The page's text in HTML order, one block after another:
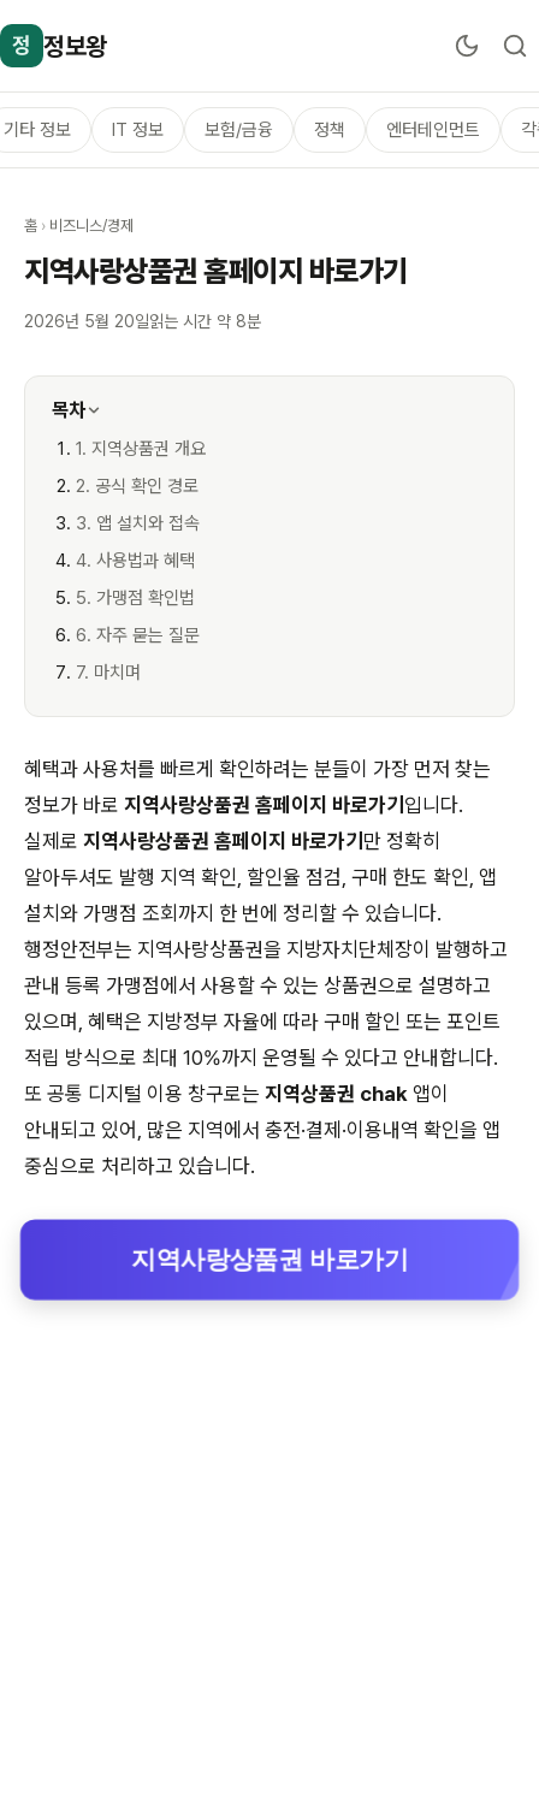
정 정보왕
기타 정보 IT 정보 보험/금융 정책 엔터테인먼트
홈 › 비즈니스/경제
지역사랑상품권 홈페이지 바로가기
2026년 5월 20일읽는 시간 약 8분
목차
1. 지역상품권 개요
2. 공식 확인 경로
3. 앱 설치와 접속
4. 사용법과 혜택
5. 가맹점 확인법
6. 자주 묻는 질문
7. 마치며
혜택과 사용처를 빠르게 확인하려는 분들이 가장 먼저 찾는
정보가 바로 지역사랑상품권 홈페이지 바로가기 입니다.
실제로 지역사랑상품권 홈페이지 바로가기 만 정확히
알아두셔도 발행 지역 확인, 할인율 점검, 구매 한도 확인, 앱
설치와 가맹점 조회까지 한 번에 정리할 수 있습니다.
행정안전부는 지역사랑상품권을 지방자치단체장이 발행하고
관내 등록 가맹점에서 사용할 수 있는 상품권으로 설명하고
있으며, 혜택은 지방정부 자율에 따라 구매 할인 또는 포인트
적립 방식으로 최대 10%까지 운영될 수 있다고 안내합니다.
또 공통 디지털 이용 창구로는 지역상품권 chak 앱이
안내되고 있어, 많은 지역에서 충전·결제·이용내역 확인을 앱
중심으로 처리하고 있습니다.
지역사랑상품권 바로가기